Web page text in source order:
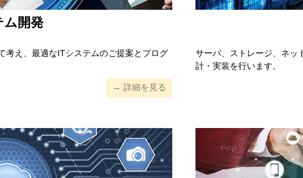
ム開発
考え、最適なITシステムのご提案とプログ
→ 詳細を見る
サーバ、ストレージ、ネッ
計・実装を行います。